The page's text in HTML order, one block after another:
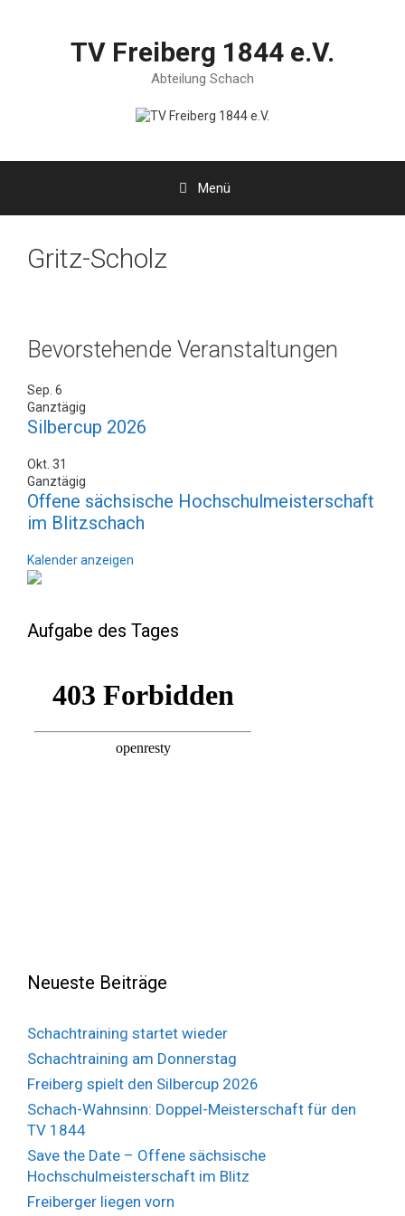
TV Freiberg 1844 e.V.
Abteilung Schach
Menü
Gritz-Scholz
Bevorstehende Veranstaltungen
Sep. 6
Ganztägig
Silbercup 2026
Okt. 31
Ganztägig
Offene sächsische Hochschulmeisterschaft
im Blitzschach
Kalender anzeigen
Aufgabe des Tages
Neueste Beiträge
Schachtraining startet wieder
Schachtraining am Donnerstag
Freiberg spielt den Silbercup 2026
Schach-Wahnsinn: Doppel-Meisterschaft für den
TV 1844
Save the Date – Offene sächsische
Hochschulmeisterschaft im Blitz
Freiberger liegen vorn